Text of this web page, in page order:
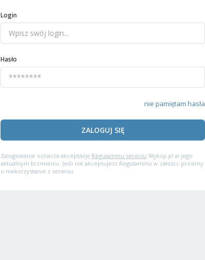
Login
Hasło
nie pamiętam hasła
ZALOGUJ SIĘ
Zalogowanie oznacza akceptację Regulaminu serwisu Wykop.pl w jego
aktualnym brzmieniu. Jeśli nie akceptujesz Regulaminu w całości, prosimy
o niekorzystanie z serwisu.